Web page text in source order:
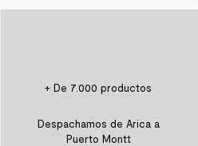
+ De 7.000 productos
Despachamos de Arica a
Puerto Montt